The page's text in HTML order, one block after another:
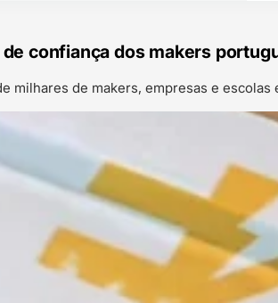
confiança dos makers
milhares de makers, empresas e escolas